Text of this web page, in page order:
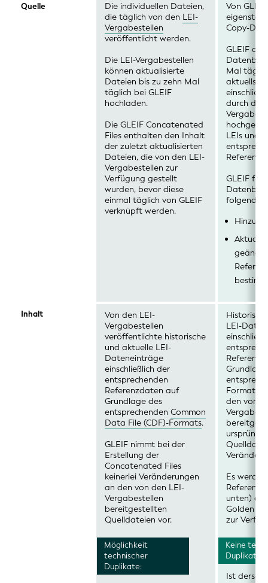
Quelle
Die individuellen Dateien,
die täglich von den LEI-
Vergabestellen
veröffentlicht werden.
Die LEI-Vergabestellen
können aktualisierte
Dateien bis zu zehn Mal
täglich bei GLEIF
hochladen.
Die GLEIF Concatenated
Files enthalten den Inhalt
der zuletzt aktualisierten
Dateien, die von den LEI-
Vergabestellen zur
Verfügung gestellt
wurden, bevor diese
einmal täglich von GLEIF
verknüpft werden.
Von
Copy-
GLEIF
Mal
durch die
LEIs und
GLEIF
folgende
Inhalt
Von den LEI-
Vergabestellen
veröffentlichte historische
und aktuelle LEI-
Dateneinträge
einschließlich der
entsprechenden
Referenzdaten auf
Grundlage des
entsprechenden Common
Data File (CDF)-Formats.
GLEIF nimmt bei der
Erstellung der
Concatenated Files
keinerlei Veränderungen
an den von den LEI-
Vergabestellen
bereitgestellten
Quelldateien vor.
LEI-
Formats.
den von
Es
unten)
Golden
zur
Möglichkeit
technischer
Duplikate:
Keine
Duplikate:
Ist